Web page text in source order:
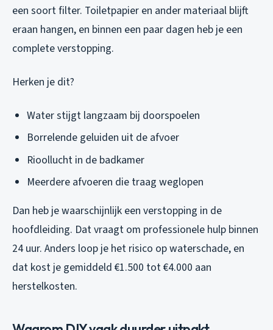
een soort filter. Toiletpapier en ander materiaal blijft
eraan hangen, en binnen een paar dagen heb je een
complete verstopping.
Herken je dit?
Water stijgt langzaam bij doorspoelen
Borrelende geluiden uit de afvoer
Rioollucht in de badkamer
Meerdere afvoeren die traag weglopen
Dan heb je waarschijnlijk een verstopping in de
hoofdleiding. Dat vraagt om professionele hulp binnen
24 uur. Anders loop je het risico op waterschade, en
dat kost je gemiddeld €1.500 tot €4.000 aan
herstelkosten.